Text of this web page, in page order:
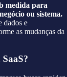
medida para
ou sistema.
dados e
as mudanças da